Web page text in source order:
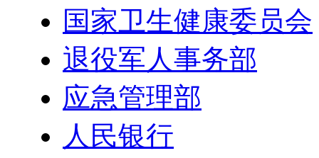
国家卫生健康委员会
退役军人事务部
应急管理部
人民银行